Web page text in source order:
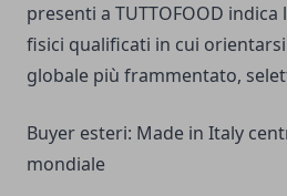
presenti a TUTTOFOOD
fisici qualificati in cui
globale più frammentato,
Buyer esteri: Made in Italy
mondiale